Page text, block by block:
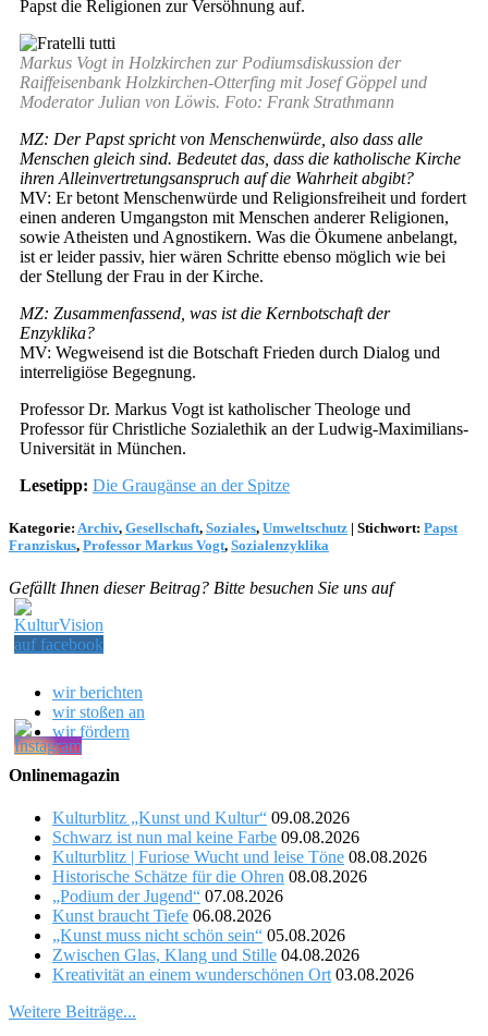
Papst die Religionen zur Versöhnung auf.
Markus Vogt in Holzkirchen zur Podiumsdiskussion der
Raiffeisenbank Holzkirchen-Otterfing mit Josef Göppel und
Moderator Julian von Löwis. Foto: Frank Strathmann
MZ: Der Papst spricht von Menschenwürde, also dass alle
Menschen gleich sind. Bedeutet das, dass die katholische Kirche
ihren Alleinvertretungsanspruch auf die Wahrheit abgibt?
MV: Er betont Menschenwürde und Religionsfreiheit und fordert
einen anderen Umgangston mit Menschen anderer Religionen,
sowie Atheisten und Agnostikern. Was die Ökumene anbelangt,
ist er leider passiv, hier wären Schritte ebenso möglich wie bei
der Stellung der Frau in der Kirche.
MZ: Zusammenfassend, was ist die Kernbotschaft der
Enzyklika?
MV: Wegweisend ist die Botschaft Frieden durch Dialog und
interreligiöse Begegnung.
Professor Dr. Markus Vogt ist katholischer Theologe und
Professor für Christliche Sozialethik an der Ludwig-Maximilians-
Universität in München.
Lesetipp: Die Graugänse an der Spitze
Kategorie: Archiv, Gesellschaft, Soziales, Umweltschutz | Stichwort: Papst
Franziskus, Professor Markus Vogt, Sozialenzyklika
Gefällt Ihnen dieser Beitrag? Bitte besuchen Sie uns auf
wir berichten
wir stoßen an
wir fördern
Onlinemagazin
Kulturblitz „Kunst und Kultur“ 09.08.2026
Schwarz ist nun mal keine Farbe 09.08.2026
Kulturblitz | Furiose Wucht und leise Töne 08.08.2026
Historische Schätze für die Ohren 08.08.2026
„Podium der Jugend“ 07.08.2026
Kunst braucht Tiefe 06.08.2026
„Kunst muss nicht schön sein“ 05.08.2026
Zwischen Glas, Klang und Stille 04.08.2026
Kreativität an einem wunderschönen Ort 03.08.2026
Weitere Beiträge...